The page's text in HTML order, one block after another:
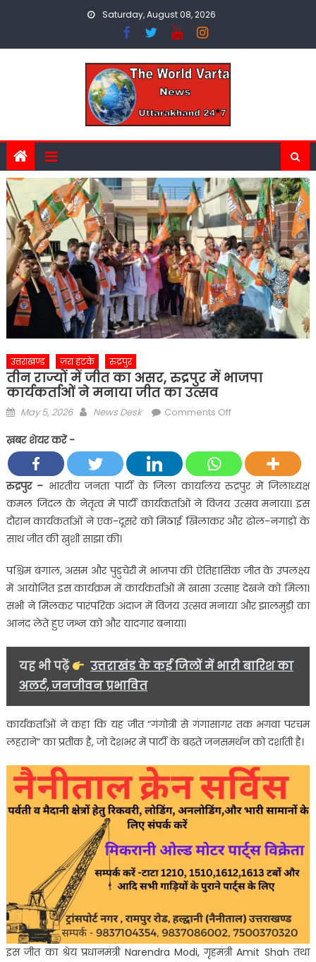
Saturday, August 08, 2026
उत्तराखण्ड ज़रा हटके रुद्रपुर
तीन राज्यों में जीत का असर, रुद्रपुर में भाजपा
कार्यकर्ताओं ने मनाया जीत का उत्सव
Posted
May 5, 2026 Author
News Desk Comments Offon
जीत
का
असर,
रुद्रपुर
कार्यकर्ताओं
ने
मनाया
ख़बर शेयर करें -
रुद्रपुर – भारतीय जनता पार्टी के जिला कार्यालय रुद्रपुर में जिलाध्यक्ष
कमल जिंदल के नेतृत्व में पार्टी कार्यकर्ताओं ने विजय उत्सव मनाया। इस
दौरान कार्यकर्ताओं ने एक-दूसरे को मिठाई खिलाकर और ढोल-नगाड़ों के
साथ जीत की खुशी साझा की।
पश्चिम बंगाल, असम और पुडुचेरी में भाजपा की ऐतिहासिक जीत के उपलक्ष्य
में आयोजित इस कार्यक्रम में कार्यकर्ताओं में खासा उत्साह देखने को मिला।
सभी ने मिलकर पारंपरिक अंदाज में विजय उत्सव मनाया और झालमुड़ी का
आनंद लेते हुए जश्न को और यादगार बनाया।
यह भी पढ़ें
उत्तराखंड के कई जिलों में भारी बारिश का
अलर्ट, जनजीवन प्रभावित
कार्यकर्ताओं ने कहा कि यह जीत “गंगोत्री से गंगासागर तक भगवा परचम
लहराने” का प्रतीक है, जो देशभर में पार्टी के बढ़ते जनसमर्थन को दर्शाती है।
इस जीत का श्रेय प्रधानमंत्री Narendra Modi, गृहमंत्रीAmit Shah तथा